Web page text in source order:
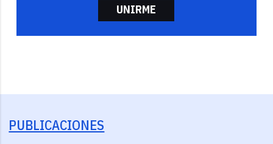
UNIRME
PUBLICACIONES